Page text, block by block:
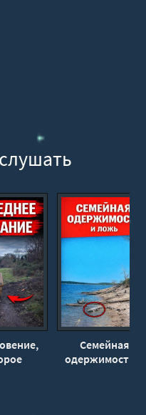
Семейная
одержимость и